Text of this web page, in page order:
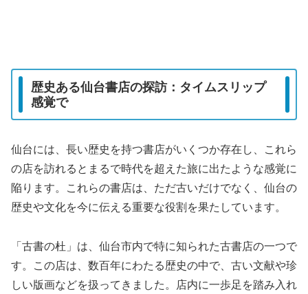
歴史ある仙台書店の探訪：タイムスリップ
感覚で
仙台には、長い歴史を持つ書店がいくつか存在し、これら
の店を訪れるとまるで時代を超えた旅に出たような感覚に
陥ります。これらの書店は、ただ古いだけでなく、仙台の
歴史や文化を今に伝える重要な役割を果たしています。
「古書の杜」は、仙台市内で特に知られた古書店の一つで
す。この店は、数百年にわたる歴史の中で、古い文献や珍
しい版画などを扱ってきました。店内に一歩足を踏み入れ